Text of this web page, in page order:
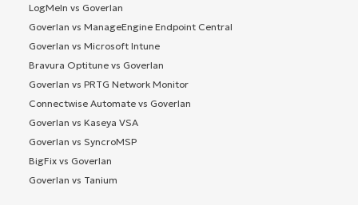
LogMeIn vs Goverlan
Goverlan vs ManageEngine Endpoint Central
Goverlan vs Microsoft Intune
Bravura Optitune vs Goverlan
Goverlan vs PRTG Network Monitor
Connectwise Automate vs Goverlan
Goverlan vs Kaseya VSA
Goverlan vs SyncroMSP
BigFix vs Goverlan
Goverlan vs Tanium